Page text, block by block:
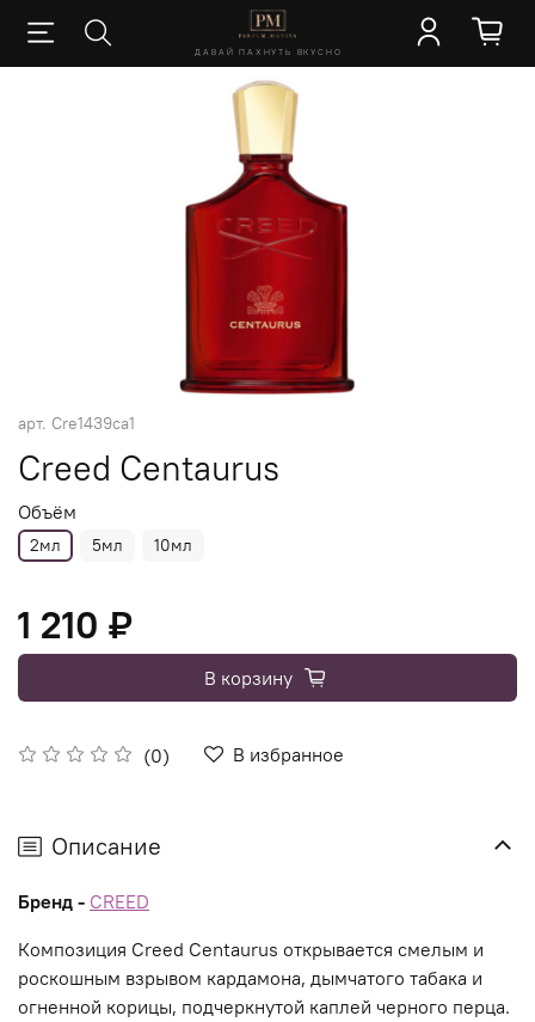
ДАВАЙ ПАХНУТЬ ВКУСНО
арт. Cre1439ca1
Creed Centaurus
(0) В избранное
Объём
2мл 5мл 10мл
1 210 ₽
В корзину
Описание
Бренд - CREED
Композиция Creed Centaurus открывается смелым и
роскошным взрывом кардамона, дымчатого табака и
огненной корицы, подчеркнутой каплей черного перца.